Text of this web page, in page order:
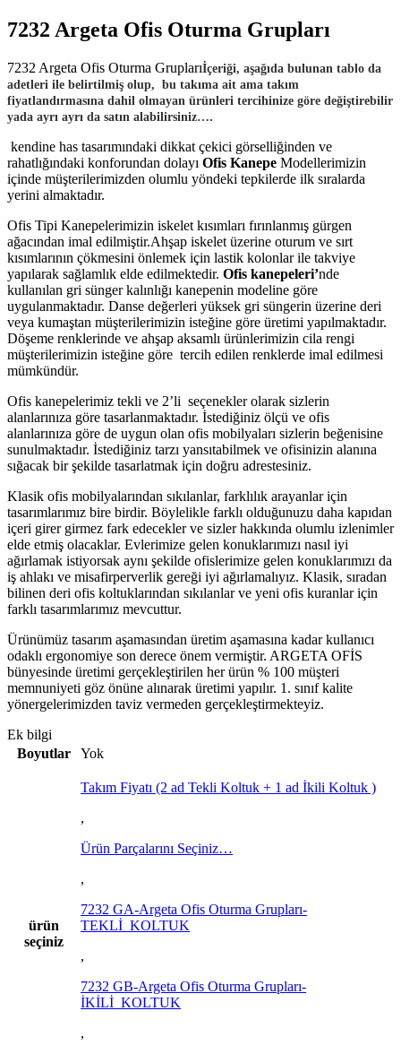
7232 Argeta Ofis Oturma Grupları
7232 Argeta Ofis Oturma Gruplarıİçeriği, aşağıda bulunan tablo da
adetleri ile belirtilmiş olup, bu takıma ait ama takım
fiyatlandırmasına dahil olmayan ürünleri tercihinize göre değiştirebilir
yada ayrı ayrı da satın alabilirsiniz….
kendine has tasarımındaki dikkat çekici görselliğinden ve
rahatlığındaki konforundan dolayı Ofis Kanepe Modellerimizin
içinde müşterilerimizden olumlu yöndeki tepkilerde ilk sıralarda
yerini almaktadır.
Ofis Tipi Kanepelerimizin iskelet kısımları fırınlanmış gürgen
ağacından imal edilmiştir.Ahşap iskelet üzerine oturum ve sırt
kısımlarının çökmesini önlemek için lastik kolonlar ile takviye
yapılarak sağlamlık elde edilmektedir. Ofis kanepeleri’nde
kullanılan gri sünger kalınlığı kanepenin modeline göre
uygulanmaktadır. Danse değerleri yüksek gri süngerin üzerine deri
veya kumaştan müşterilerimizin isteğine göre üretimi yapılmaktadır.
Döşeme renklerinde ve ahşap aksamlı ürünlerimizin cila rengi
müşterilerimizin isteğine göre tercih edilen renklerde imal edilmesi
mümkündür.
Ofis kanepelerimiz tekli ve 2’li seçenekler olarak sizlerin
alanlarınıza göre tasarlanmaktadır. İstediğiniz ölçü ve ofis
alanlarınıza göre de uygun olan ofis mobilyaları sizlerin beğenisine
sunulmaktadır. İstediğiniz tarzı yansıtabilmek ve ofisinizin alanına
sığacak bir şekilde tasarlatmak için doğru adrestesiniz.
Klasik ofis mobilyalarından sıkılanlar, farklılık arayanlar için
tasarımlarımız bire birdir. Böylelikle farklı olduğunuzu daha kapıdan
içeri girer girmez fark edecekler ve sizler hakkında olumlu izlenimler
elde etmiş olacaklar. Evlerimize gelen konuklarımızı nasıl iyi
ağırlamak istiyorsak aynı şekilde ofislerimize gelen konuklarımızı da
iş ahlakı ve misafirperverlik gereği iyi ağırlamalıyız. Klasik, sıradan
bilinen deri ofis koltuklarından sıkılanlar ve yeni ofis kuranlar için
farklı tasarımlarımız mevcuttur.
Ürünümüz tasarım aşamasından üretim aşamasına kadar kullanıcı
odaklı ergonomiye son derece önem vermiştir. ARGETA OFİS
bünyesinde üretimi gerçekleştirilen her ürün % 100 müşteri
memnuniyeti göz önüne alınarak üretimi yapılır. 1. sınıf kalite
yönergelerimizden taviz vermeden gerçekleştirmekteyiz.
Ek bilgi
Boyutlar
Yok
ürün
seçiniz
Takım Fiyatı (2 ad Tekli Koltuk + 1 ad İkili Koltuk )
,
Ürün Parçalarını Seçiniz…
,
7232 GA-Argeta Ofis Oturma Grupları-
TEKLİ_KOLTUK
,
7232 GB-Argeta Ofis Oturma Grupları-
İKİLİ_KOLTUK
,